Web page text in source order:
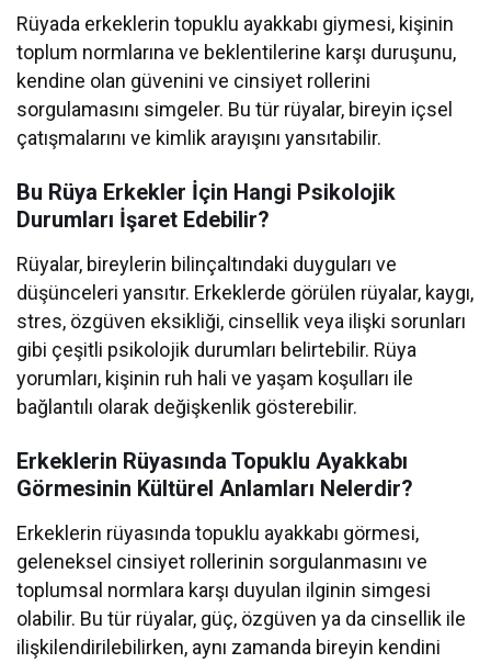
Rüyada erkeklerin topuklu ayakkabı giymesi, kişinin
toplum normlarına ve beklentilerine karşı duruşunu,
kendine olan güvenini ve cinsiyet rollerini
sorgulamasını simgeler. Bu tür rüyalar, bireyin içsel
çatışmalarını ve kimlik arayışını yansıtabilir.
Bu Rüya Erkekler İçin Hangi Psikolojik
Durumları İşaret Edebilir?
Rüyalar, bireylerin bilinçaltındaki duyguları ve
düşünceleri yansıtır. Erkeklerde görülen rüyalar, kaygı,
stres, özgüven eksikliği, cinsellik veya ilişki sorunları
gibi çeşitli psikolojik durumları belirtebilir. Rüya
yorumları, kişinin ruh hali ve yaşam koşulları ile
bağlantılı olarak değişkenlik gösterebilir.
Erkeklerin Rüyasında Topuklu Ayakkabı
Görmesinin Kültürel Anlamları Nelerdir?
Erkeklerin rüyasında topuklu ayakkabı görmesi,
geleneksel cinsiyet rollerinin sorgulanmasını ve
toplumsal normlara karşı duyulan ilginin simgesi
olabilir. Bu tür rüyalar, güç, özgüven ya da cinsellik ile
ilişkilendirilebilirken, aynı zamanda bireyin kendini